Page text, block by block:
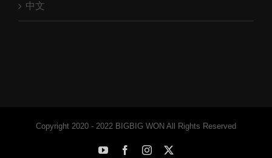
中文
Copyright 2020 - 2022 BIGBIG WON All Rights Reserved
YouTubeFacebookInstagram